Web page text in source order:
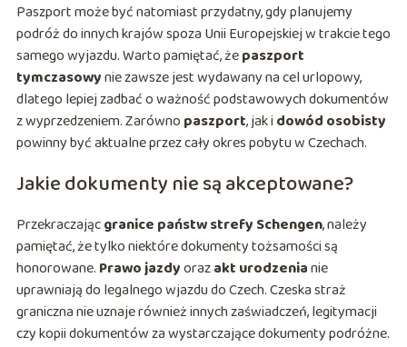
Paszport może być natomiast przydatny, gdy planujemy
podróż do innych krajów spoza Unii Europejskiej w trakcie tego
samego wyjazdu. Warto pamiętać, żepaszport
tymczasowynie zawsze jest wydawany na cel urlopowy,
dlatego lepiej zadbać o ważność podstawowych dokumentów
z wyprzedzeniem. Zarówno paszport, jak i dowód osobisty
powinny być aktualne przez cały okres pobytu w Czechach.
Jakie dokumenty nie są akceptowane?
Przekraczającgranice państw strefy Schengen, należy
pamiętać, że tylko niektóre dokumenty tożsamości są
honorowane. Prawo jazdyorazakt urodzenianie
uprawniają do legalnego wjazdu do Czech. Czeska straż
graniczna nie uznaje również innych zaświadczeń, legitymacji
czy kopii dokumentów za wystarczające dokumenty podróżne.